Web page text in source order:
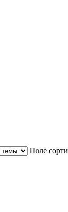
Поле